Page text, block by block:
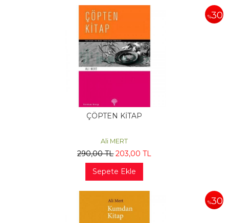
%30
ÇÖPTEN KİTAP
Ali MERT
290,00TL 203,00 TL
Sepete Ekle
%30